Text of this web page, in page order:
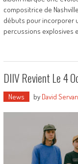
compositrice de
débuts pour incorporer
percussions explosives
DIIV Revient Le 4
News by David